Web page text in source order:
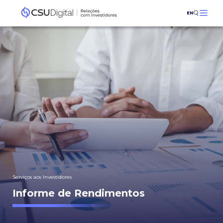
EN
Serviços aos Investidores
Informe de Rendimentos